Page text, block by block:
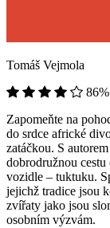
Tomáš Vejmola
Zapomeňte na
do srdce africké
zatáčkou. S
dobrodružnou
vozidle – tuktuku.
jejichž tradice jsou
zvířaty jako jsou
osobním výzvám.